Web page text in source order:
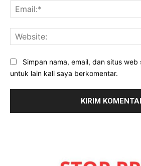
Simpan nama, email, dan situs
untuk lain kali saya berkomentar.